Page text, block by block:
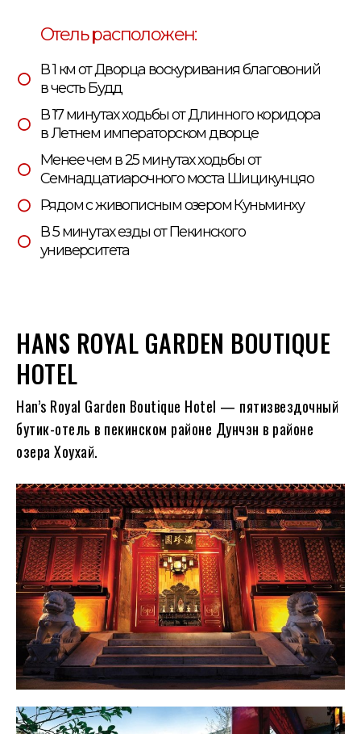
Отель расположен:
В 1 км от Дворца воскуривания благовоний
в честь Будд
В 17 минутах ходьбы от Длинного коридора
в Летнем императорском дворце
Менее чем в 25 минутах ходьбы от
Семнадцатиарочного моста Шицикунцяо
Рядом с живописным озером Куньминху
В 5 минутах езды от Пекинского
университета
HANS ROYAL GARDEN BOUTIQUE
HOTEL
Han’s Royal Garden Boutique Hotel — пятизвездочный
бутик-отель в пекинском районе Дунчэн в районе
озера Хоухай.